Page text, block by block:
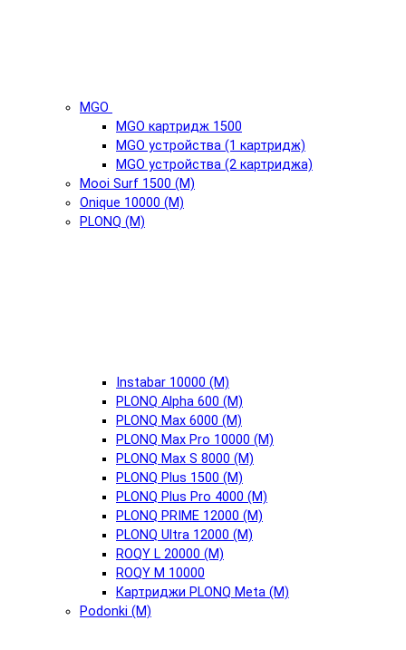
MGO
MGO картридж 1500
MGO устройства (1 картридж)
MGO устройства (2 картриджа)
Mooi Surf 1500 (М)
Onique 10000 (М)
PLONQ (М)
Instabar 10000 (М)
PLONQ Alpha 600 (М)
PLONQ Max 6000 (М)
PLONQ Max Pro 10000 (М)
PLONQ Max S 8000 (М)
PLONQ Plus 1500 (М)
PLONQ Plus Pro 4000 (М)
PLONQ PRIME 12000 (М)
PLONQ Ultra 12000 (М)
ROQY L 20000 (М)
ROQY M 10000
Картриджи PLONQ Meta (М)
Podonki (М)